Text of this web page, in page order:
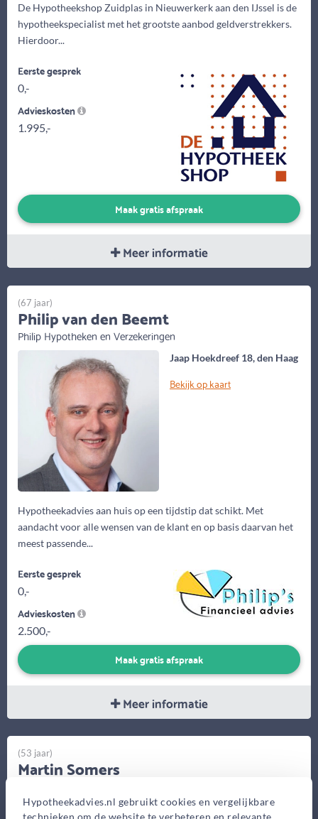
Hypotheekadvies.nl gebruikt cookies en vergelijkbare
technieken om de website te verbeteren en relevante
De Hypotheekshop Zuidplas in Nieuwerkerk aan den IJssel is de
hypotheekspecialist met het grootste aanbod geldverstrekkers.
Hierdoor...
Eerste gesprek
0,-
Advieskosten
1.995,-
Maak gratis afspraak
Meer informatie
Jaap Hoekdreef 18, den Haag
Bekijk op kaart
Hypotheekadvies aan huis op een tijdstip dat schikt. Met
aandacht voor alle wensen van de klant en op basis daarvan het
meest passende...
(67 jaar)
Philip van den Beemt
Philip Hypotheken en Verzekeringen
Eerste gesprek
0,-
Advieskosten
2.500,-
Maak gratis afspraak
Meer informatie
J.B. Bakemakade 72,
(53 jaar)
Martin Somers